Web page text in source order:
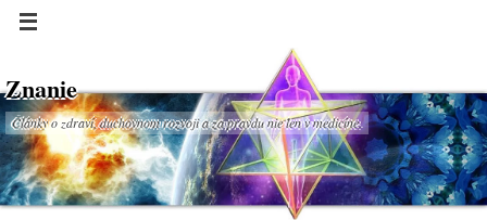
Znanie
Články o zdraví, duchovnom rozvoji a za pravdu nie len v medicíne.